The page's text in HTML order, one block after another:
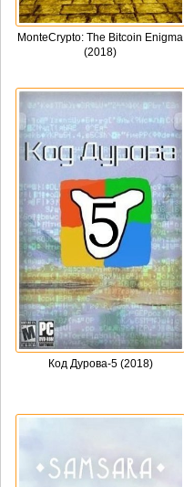
MonteCrypto: The Bitcoin Enigma
(2018)
Код Дурова-5 (2018)